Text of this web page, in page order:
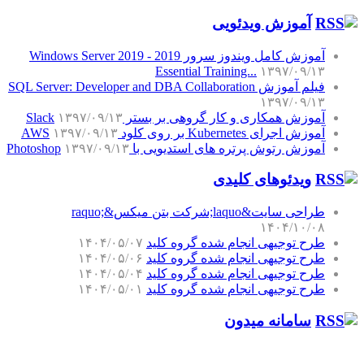
آموزش‌ ویدئویی
آموزش کامل ویندوز سرور 2019 - Windows Server 2019
Essential Training... ۱۳۹۷/۰۹/۱۳
فیلم آموزش SQL Server: Developer and DBA Collaboration
۱۳۹۷/۰۹/۱۳
آموزش همکاری و کار گروهی بر بستر Slack ۱۳۹۷/۰۹/۱۳
آموزش اجرای Kubernetes بر روی کلود AWS
۱۳۹۷/۰۹/۱۳
آموزش رتوش پرتره های استدیویی با Photoshop ۱۳۹۷/۰۹/۱۳
ویدئوهای کلیدی
طراحی سایت&laquo;شرکت بتن میکس&raquo;
۱۴۰۴/۱۰/۰۸
طرح توجیهی انجام شده گروه کلید ۱۴۰۴/۰۵/۰۷
طرح توجیهی انجام شده گروه کلید ۱۴۰۴/۰۵/۰۶
طرح توجیهی انجام شده گروه کلید ۱۴۰۴/۰۵/۰۴
طرح توجیهی انجام شده گروه کلید ۱۴۰۴/۰۵/۰۱
سامانه میدون